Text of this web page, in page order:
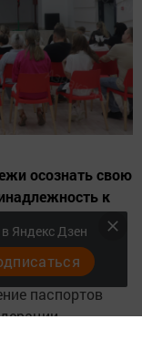
осознать свою
к
«Тау»
паспортов
Яндекс Дзен